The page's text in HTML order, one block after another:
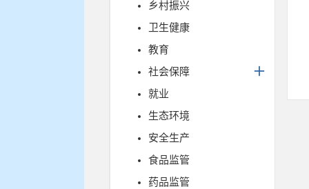
乡村振兴
卫生健康
教育
社会保障
就业
生态环境
安全生产
食品监管
药品监管